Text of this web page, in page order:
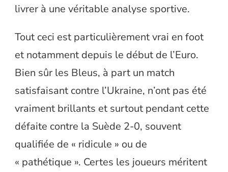
livrer à une véritable analyse sportive.
Tout ceci est particulièrement vrai en foot
et notamment depuis le début de l’Euro.
Bien sûr les Bleus, à part un match
satisfaisant contre l’Ukraine, n’ont pas été
vraiment brillants et surtout pendant cette
défaite contre la Suède 2-0, souvent
qualifiée de « ridicule » ou de
« pathétique ». Certes les joueurs méritent